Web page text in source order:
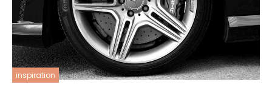
inspiration